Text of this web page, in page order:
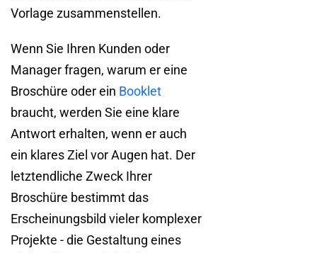
Vorlage zusammenstellen.
Wenn Sie Ihren Kunden oder
Manager fragen, warum er eine
Broschüre oder ein Booklet
braucht, werden Sie eine klare
Antwort erhalten, wenn er auch
ein klares Ziel vor Augen hat. Der
letztendliche Zweck Ihrer
Broschüre bestimmt das
Erscheinungsbild vieler komplexer
Projekte - die Gestaltung eines